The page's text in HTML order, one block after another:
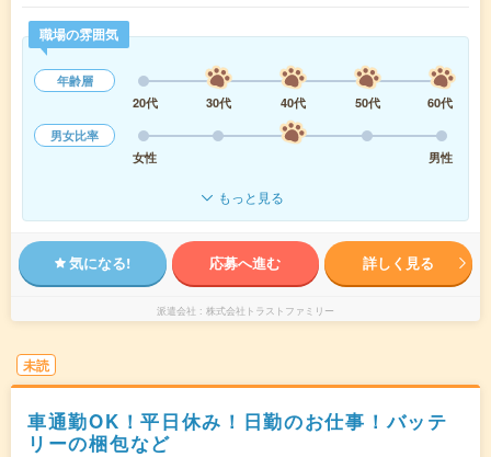
職場の雰囲気
年齢層
20代
30代 40代 50代
60代
男女比率
女性
男性
もっと見る
気になる! 応募へ進む 詳しく見る
派遣会社 株式会社トラストファミリー
未読
車通勤OK！平日休み！日勤のお仕事！バッテ
リーの梱包など